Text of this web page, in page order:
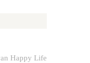
Happy Life